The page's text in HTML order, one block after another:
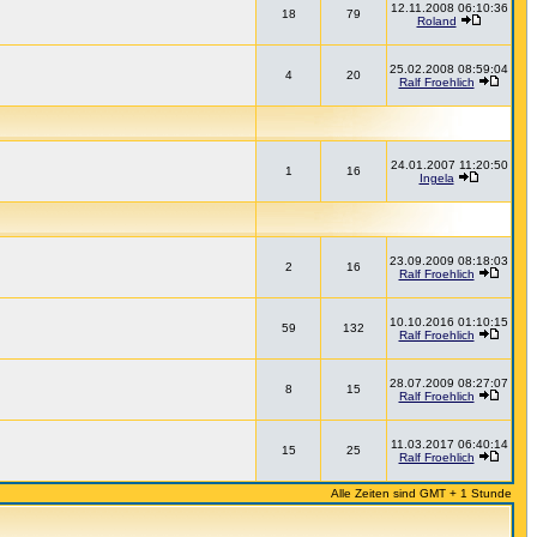
18 79
12.11.2008 06:10:36
Roland
4 20
25.02.2008 08:59:04
Ralf Froehlich
1 16
24.01.2007 11:20:50
Ingela
2 16
23.09.2009 08:18:03
Ralf Froehlich
59 132
10.10.2016 01:10:15
Ralf Froehlich
8 15
28.07.2009 08:27:07
Ralf Froehlich
15 25
11.03.2017 06:40:14
Ralf Froehlich
Alle Zeiten sind GMT + 1 Stunde